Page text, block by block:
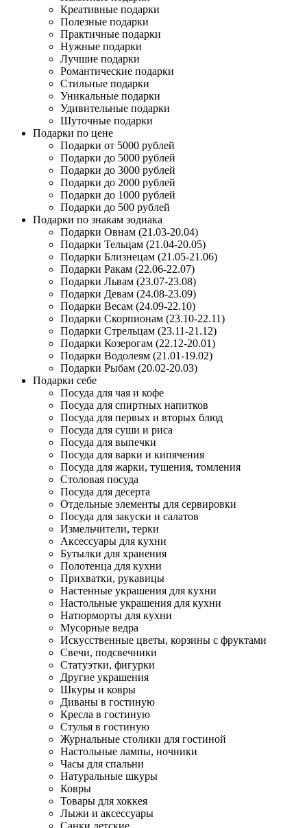
Креативные подарки
Полезные подарки
Практичные подарки
Нужные подарки
Лучшие подарки
Романтические подарки
Стильные подарки
Уникальные подарки
Удивительные подарки
Шуточные подарки
Подарки по цене
Подарки от 5000 рублей
Подарки до 5000 рублей
Подарки до 3000 рублей
Подарки до 2000 рублей
Подарки до 1000 рублей
Подарки до 500 рублей
Подарки по знакам зодиака
Подарки Овнам (21.03-20.04)
Подарки Тельцам (21.04-20.05)
Подарки Близнецам (21.05-21.06)
Подарки Ракам (22.06-22.07)
Подарки Львам (23.07-23.08)
Подарки Девам (24.08-23.09)
Подарки Весам (24.09-22.10)
Подарки Скорпионам (23.10-22.11)
Подарки Стрельцам (23.11-21.12)
Подарки Козерогам (22.12-20.01)
Подарки Водолеям (21.01-19.02)
Подарки Рыбам (20.02-20.03)
Подарки себе
Посуда для чая и кофе
Посуда для спиртных напитков
Посуда для первых и вторых блюд
Посуда для суши и риса
Посуда для выпечки
Посуда для варки и кипячения
Посуда для жарки, тушения, томления
Столовая посуда
Посуда для десерта
Отдельные элементы для сервировки
Посуда для закуски и салатов
Измельчители, терки
Аксессуары для кухни
Бутылки для хранения
Полотенца для кухни
Прихватки, рукавицы
Настенные украшения для кухни
Настольные украшения для кухни
Натюрморты для кухни
Мусорные ведра
Искусственные цветы, корзины с фруктами
Свечи, подсвечники
Статуэтки, фигурки
Другие украшения
Шкуры и ковры
Диваны в гостиную
Кресла в гостиную
Стулья в гостиную
Журнальные столики для гостиной
Настольные лампы, ночники
Часы для спальни
Натуральные шкуры
Ковры
Товары для хоккея
Лыжи и аксессуары
Санки детские